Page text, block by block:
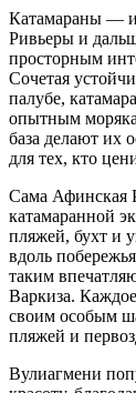
Катамараны —
Ривьеры и
просторным
Сочетая
палубе,
опытным
база делают их
для тех, кто
Сама Афинская
катамаранной
пляжей, бухт и
вдоль
таким
Варкиза.
своим особым
пляжей и
Вулиагмени